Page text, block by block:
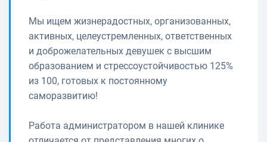
Мы ищем жизнерадостных, организованных,
активных, целеустремленных, ответственных
и доброжелательных девушек с высшим
образованием и стрессоустойчивостью 125%
из 100, готовых к постоянному
саморазвитию!
Работа администратором в нашей клинике